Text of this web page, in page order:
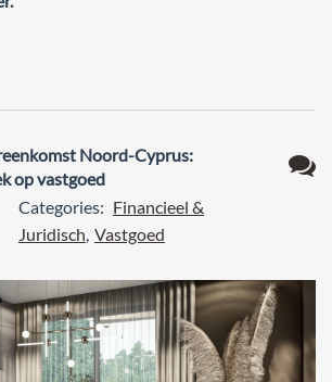
Noord-Cyprus:
op vastgoed
Categories: Financieel &
Juridisch Vastgoed